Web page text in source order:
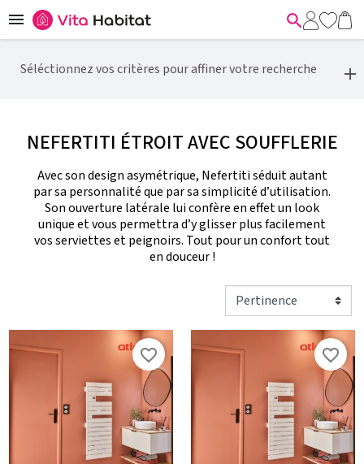
 
Séléctionnez vos critères pour affiner votre recherche
NEFERTITI ÉTROIT AVEC SOUFFLERIE
Avec son design asymétrique, Nefertiti séduit autant
par sa personnalité que par sa simplicité d’utilisation.
Son ouverture latérale lui confère en effet un look
unique et vous permettra d’y glisser plus facilement
vos serviettes et peignoirs. Tout pour un confort tout
en douceur !
favorite_border favorite_border